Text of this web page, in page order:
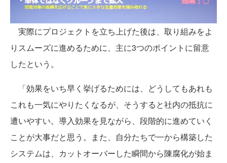
実際にプロジェクトを立ち上げた後は、取り組みをよ
りスムーズに進めるために、主に3つのポイントに留意
したという。
「効果をいち早く挙げるためには、どうしてもあれも
これも一気にやりたくなるが、そうすると社内の抵抗に
遭いやすい。導入効果を見ながら、段階的に進めていく
ことが大事だと思う。また、自分たちで一から構築した
システムは、カットオーバーした瞬間から陳腐化が始ま